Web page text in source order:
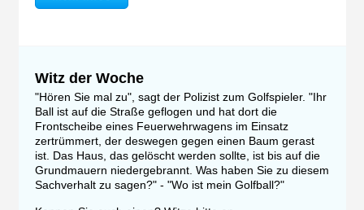
Witz der Woche
"Hören Sie mal zu", sagt der Polizist zum Golfspieler. "Ihr
Ball ist auf die Straße geflogen und hat dort die
Frontscheibe eines Feuerwehrwagens im Einsatz
zertrümmert, der deswegen gegen einen Baum gerast
ist. Das Haus, das gelöscht werden sollte, ist bis auf die
Grundmauern niedergebrannt. Was haben Sie zu diesem
Sachverhalt zu sagen?" - "Wo ist mein Golfball?"